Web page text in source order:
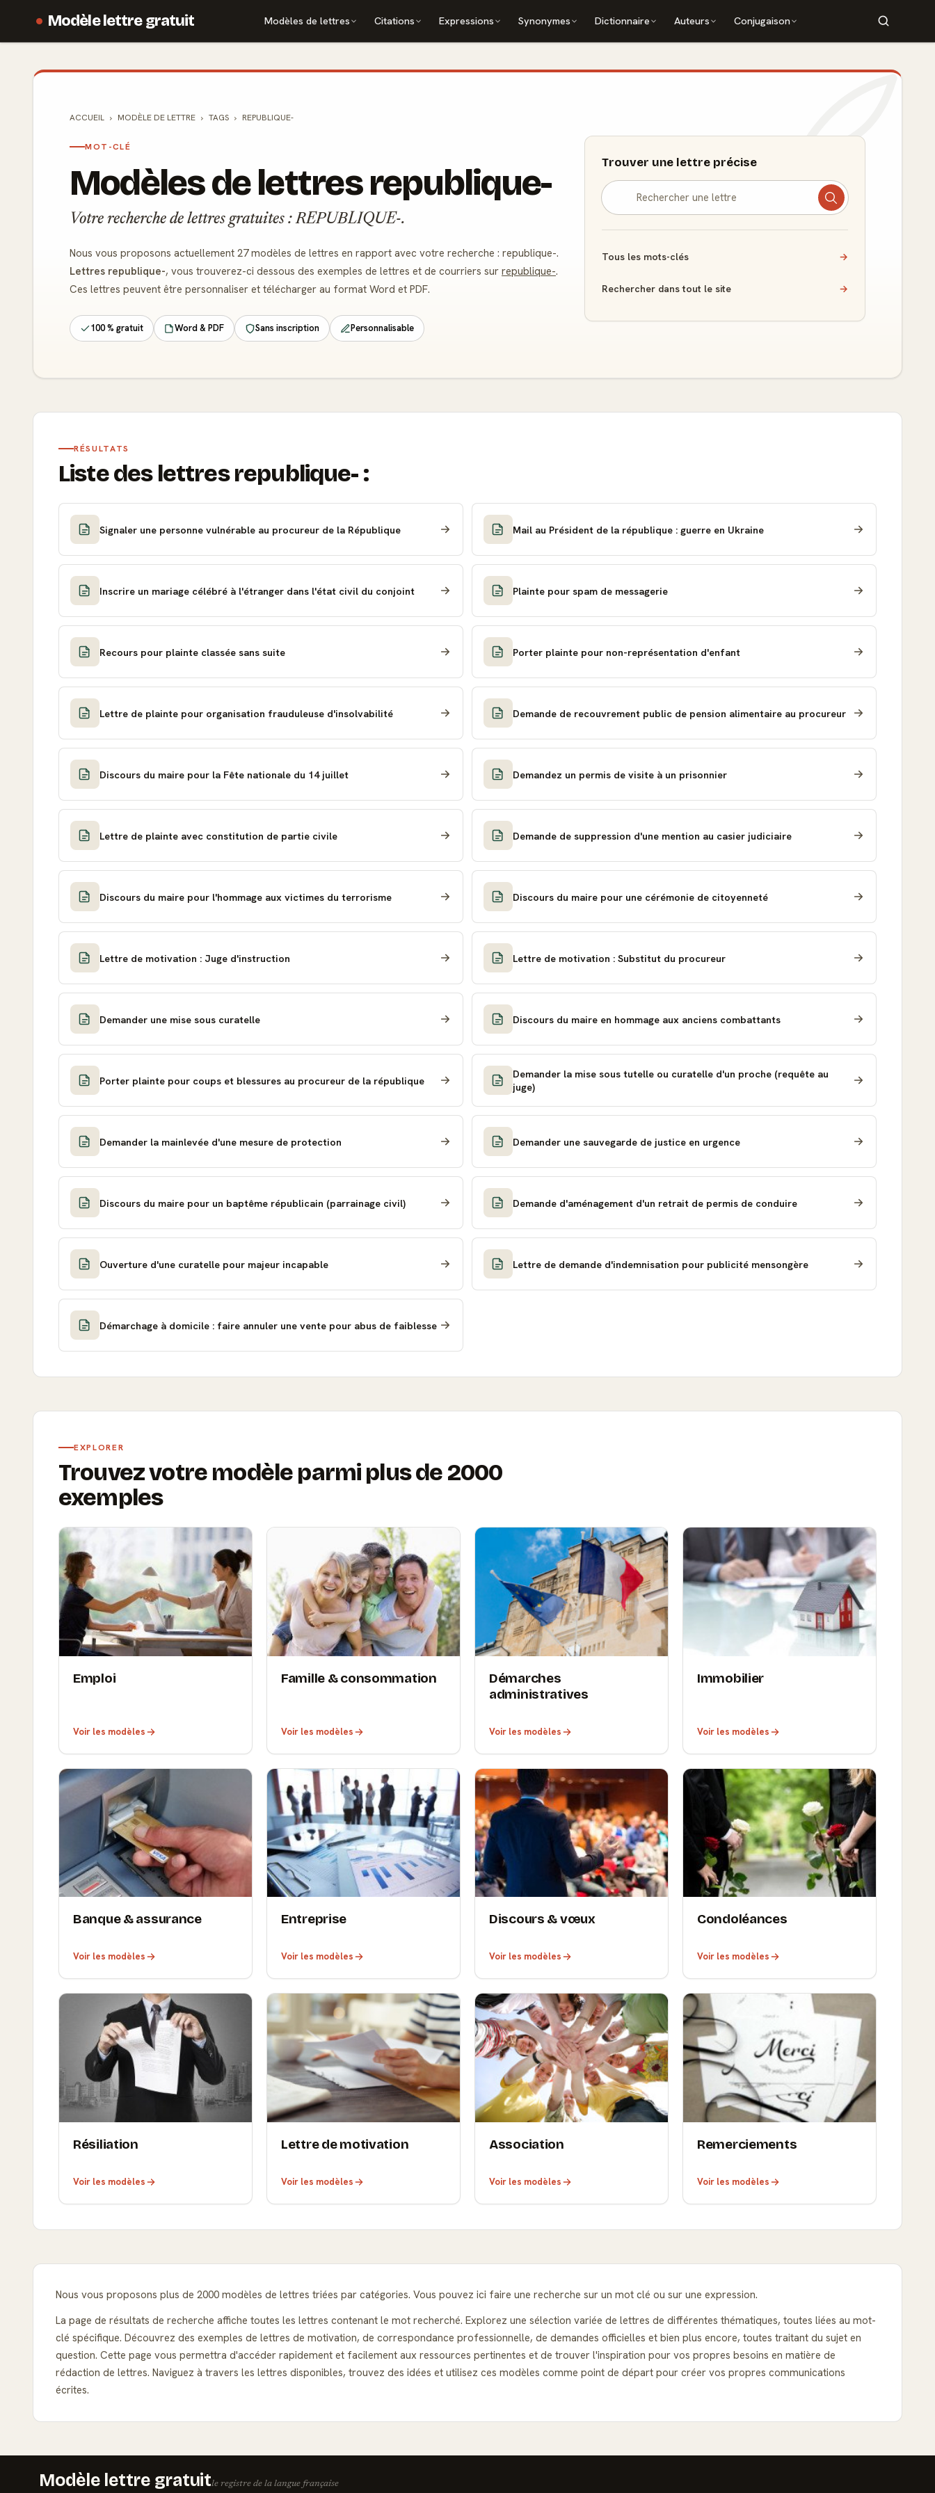
Modèle lettre gratuit Modèles de lettres Citations Expressions Synonymes Dictionnaire Auteurs Conjugaison
ACCUEIL MODÈLE DE LETTRE TAGS REPUBLIQUE-
MOT-CLÉ
Modèles de lettres republique-
Votre recherche de lettres gratuites : REPUBLIQUE-.
Nous vous proposons actuellement 27 modèles de lettres en rapport avec votre recherche : republique-.
Lettres republique-, vous trouverez-ci dessous des exemples de lettres et de courriers sur republique-.
Ces lettres peuvent être personnaliser et télécharger au format Word et PDF.
100 % gratuit Word & PDF Sans inscription Personnalisable
Trouver une lettre précise
Tous les mots-clés →
Rechercher dans tout le site →
RÉSULTATS
Liste des lettres republique- :
Signaler une personne vulnérable au procureur de la République Mail au Président de la république : guerre en Ukraine
Inscrire un mariage célébré à l'étranger dans l'état civil du conjoint Plainte pour spam de messagerie
Recours pour plainte classée sans suite Porter plainte pour non-représentation d'enfant
Lettre de plainte pour organisation frauduleuse d'insolvabilité Demande de recouvrement public de pension alimentaire au procureur
Discours du maire pour la Fête nationale du 14 juillet Demandez un permis de visite à un prisonnier
Lettre de plainte avec constitution de partie civile Demande de suppression d'une mention au casier judiciaire
Discours du maire pour l'hommage aux victimes du terrorisme Discours du maire pour une cérémonie de citoyenneté
Lettre de motivation : Juge d'instruction Lettre de motivation : Substitut du procureur
Demander une mise sous curatelle Discours du maire en hommage aux anciens combattants
Porter plainte pour coups et blessures au procureur de la république
Demander la mise sous tutelle ou curatelle d'un proche (requête au
juge)
Demander la mainlevée d'une mesure de protection Demander une sauvegarde de justice en urgence
Discours du maire pour un baptême républicain (parrainage civil) Demande d'aménagement d'un retrait de permis de conduire
Ouverture d'une curatelle pour majeur incapable Lettre de demande d'indemnisation pour publicité mensongère
Démarchage à domicile : faire annuler une vente pour abus de faiblesse
EXPLORER
Trouvez votre modèle parmi plus de 2000
exemples
Emploi
Voir les modèles
Famille & consommation
Voir les modèles
Démarches
administratives
Voir les modèles
Immobilier
Voir les modèles
Banque & assurance
Voir les modèles
Entreprise
Voir les modèles
Discours & vœux
Voir les modèles
Condoléances
Voir les modèles
Résiliation
Voir les modèles
Lettre de motivation
Voir les modèles
Association
Voir les modèles
Remerciements
Voir les modèles
Nous vous proposons plus de 2000 modèles de lettres triées par catégories. Vous pouvez ici faire une recherche sur un mot clé ou sur une expression.
La page de résultats de recherche affiche toutes les lettres contenant le mot recherché. Explorez une sélection variée de lettres de différentes thématiques, toutes liées au mot-
clé spécifique. Découvrez des exemples de lettres de motivation, de correspondance professionnelle, de demandes officielles et bien plus encore, toutes traitant du sujet en
question. Cette page vous permettra d'accéder rapidement et facilement aux ressources pertinentes et de trouver l'inspiration pour vos propres besoins en matière de
rédaction de lettres. Naviguez à travers les lettres disponibles, trouvez des idées et utilisez ces modèles comme point de départ pour créer vos propres communications
écrites.
Modèle lettre gratuitle registre de la langue française